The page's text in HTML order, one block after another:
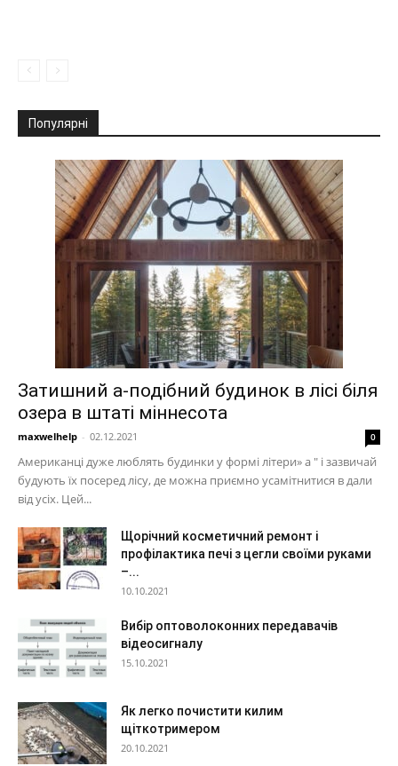
Популярні
Затишний а-подібний будинок в лісі біля
озера в штаті міннесота
maxwelhelp - 02.12.2021 0
Американці дуже люблять будинки у формі літери» а " і зазвичай
будують їх посеред лісу, де можна приємно усамітнитися в дали
від усіх. Цей...
Щорічний косметичний ремонт і
профілактика печі з цегли своїми руками
–...
10.10.2021
Вибір оптоволоконних передавачів
відеосигналу
15.10.2021
Як легко почистити килим
щіткотримером
20.10.2021